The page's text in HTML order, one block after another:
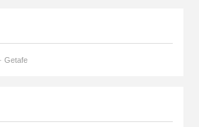
Getafe